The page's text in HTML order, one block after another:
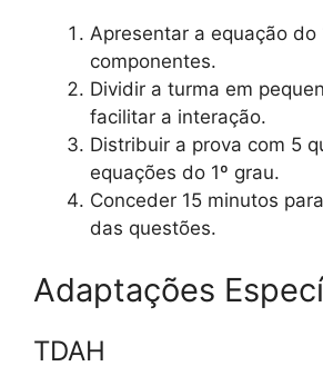
Apresentar a equação do
componentes.
Dividir a turma em
facilitar a interação.
Distribuir a prova com 5
equações do 1º grau.
Conceder 15 minutos
das questões.
Adaptações
TDAH